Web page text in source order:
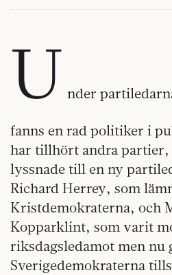
U nder
fanns en rad politiker i
har tillhört andra partier,
lyssnade till en ny
Richard Herrey, som
Kristdemokraterna, och
Kopparklint, som varit
riksdagsledamot men nu
Sverigedemokraterna